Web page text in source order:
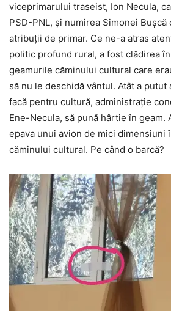
viceprimarului traseist, Ion Necula,
PSD-PNL, și numirea Simonei Bușcă
atribuții de primar. Ce ne-a atras
politic profund rural, a fost clădirea
geamurile căminului cultural care
să nu le deschidă vântul. Atât a putut
facă pentru cultură, administrație
Ene-Necula, să pună hârtie în geam.
epava unui avion de mici dimensiuni
căminului cultural. Pe când o barcă?